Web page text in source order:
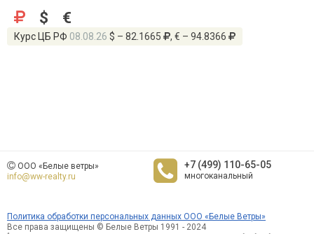
$ €
Курс ЦБ РФ 08.08.26 $ – 82.1665 , € – 94.8366
ООО «Белые ветры»
info@ww-realty.ru
+7 (499) 110-65-05
многоканальный
Политика обработки персональных данных ООО «Белые Ветры»
Все права защищены © Белые Ветры 1991 - 2024